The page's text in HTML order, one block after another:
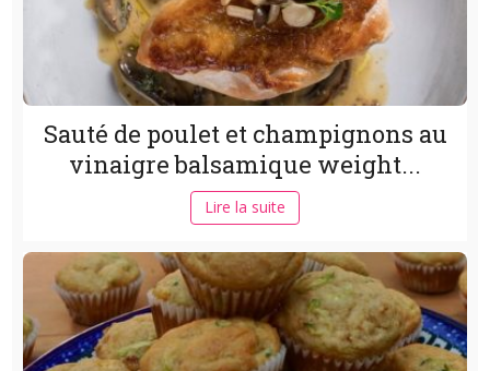
Sauté de poulet et champignons au
vinaigre balsamique weight...
Lire la suite